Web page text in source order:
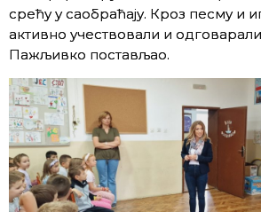
срећу у саобраћају. Кроз песму и
активно учествовали и одговарали
Пажљивко постављао.